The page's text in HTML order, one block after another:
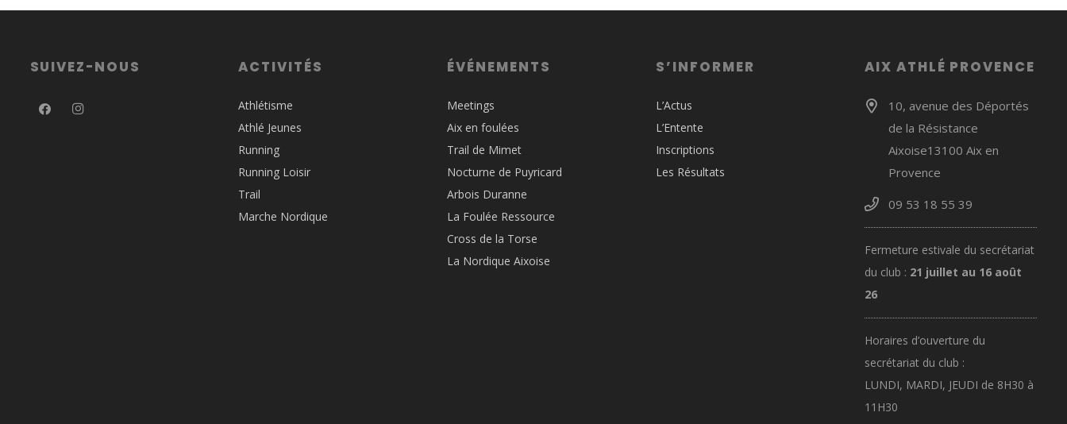
SUIVEZ-NOUS ACTIVITÉS
Athlétisme
Athlé Jeunes
Running
Running Loisir
Trail
Marche Nordique
ÉVÉNEMENTS
Meetings
Aix en foulées
Trail de Mimet
Nocturne de Puyricard
Arbois Duranne
La Foulée Ressource
Cross de la Torse
La Nordique Aixoise
S’INFORMER
L’Actus
L’Entente
Inscriptions
Les Résultats
AIX ATHLÉ PROVENCE
10, avenue des Déportés
de la Résistance
Aixoise13100 Aix en
Provence
09 53 18 55 39
Fermeture estivale du secrétariat
du club : 21 juillet au 16 août
26
Horaires d’ouverture du
secrétariat du club :
LUNDI, MARDI, JEUDI de 8H30 à
11H30